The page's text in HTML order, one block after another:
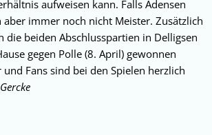
aufweisen kann. Falls Adensen
immer noch nicht Meister. Zusätzlich
die beiden Abschlusspartien in Delligsen
gegen Polle (8. April) gewonnen
Fans sind bei den Spielen herzlich